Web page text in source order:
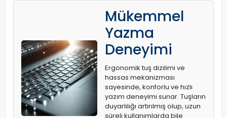
Mükemmel
Yazma
Deneyimi
Ergonomik tuş dizilimi ve
hassas mekanizması
sayesinde, konforlu ve hızlı
yazım deneyimi sunar. Tuşların
duyarlılığı artırılmış olup, uzun
süreli kullanımlarda bile